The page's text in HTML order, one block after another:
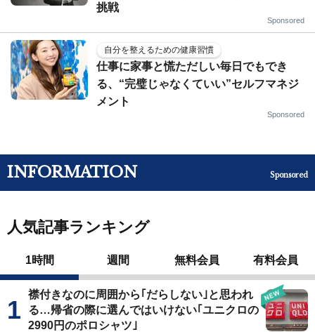
挑戦
Sponsored
自分を整えるための健康習慣
仕事に家事と慌ただしい毎日でもでき
る、“完璧じゃなくていい”セルフマネジ
メント
Sponsored
INFORMATION Sponsored
人気記事ランキング
1時間 週間 無料会員 有料会員
襟付きなのに周囲から｢だらしない｣と思われ
る…帰省の際に選んではいけない｢ユニクロの
2990円のポロシャツ｣